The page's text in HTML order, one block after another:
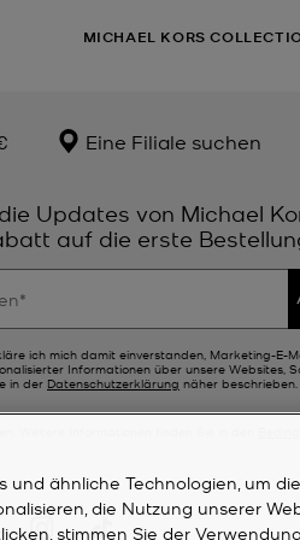
MICHAEL KORS
Eine Filiale suchen
Updates von Michael
auf die erste
ich mich damit einverstanden, Marketing-E-
Informationen über unsere Websites,
in der Datenschutzerklärung näher
und ähnliche Technologien, um
die Nutzung unserer
stimmen Sie der